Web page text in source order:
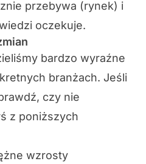
przebywa (rynek) i
oczekuje.
bardzo wyraźne
branżach. Jeśli
czy nie
z poniższych
wzrosty